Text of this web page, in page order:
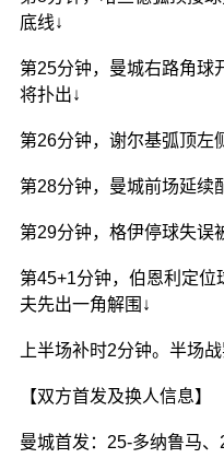
底线↓
第25分钟，曼城右路角球
将扑出↓
第26分钟，谢尔基弧顶左
第28分钟， 曼城前场延续
第29分钟， 格伊停球失误
第45+1分钟， 伯恩利定位
夫先出一角解围↓
上半场补时2分钟。半场
【双方首发及换人信息】
曼城首发：25-多纳鲁马